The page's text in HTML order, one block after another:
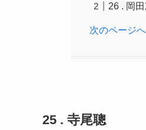
26 . 岡
次のページへ
25 . 寺尾聰